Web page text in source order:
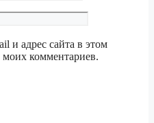
и адрес сайта в этом
комментариев.